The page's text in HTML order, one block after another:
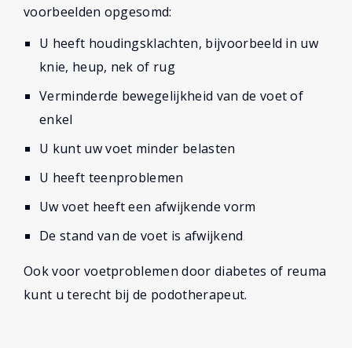
voorbeelden opgesomd:
U heeft houdingsklachten, bijvoorbeeld in uw
knie, heup, nek of rug
Verminderde bewegelijkheid van de voet of
enkel
U kunt uw voet minder belasten
U heeft teenproblemen
Uw voet heeft een afwijkende vorm
De stand van de voet is afwijkend
Ook voor voetproblemen door diabetes of reuma
kunt u terecht bij de podotherapeut.